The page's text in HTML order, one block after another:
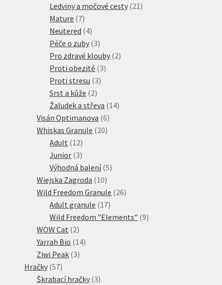
produkty
Ledviny a močové cesty 2121
Mature 77
produktů
Neutered 44
produkty
Péče o zuby 33
produkty
Pro zdravé klouby 22
Proti obezitě 33
Proti stresu 33
Srst a kůže 22
produkty
Žaludek a střeva 1414
Visán Optimanova 66
produktů
Whiskas Granule 2020
Adult 1212
produktů
Junior 33
produkty
Výhodná balení 55
Wiejska Zagroda 1010
produktů
Wild Freedom Granule 2626
Adult granule 1717
produktů
Wild Freedom "Elements" 99
WOW Cat 22
produkty
Yarrah Bio 1414
Ziwi Peak 33
Hračky 5757
produktů
Škrabací hračky 33